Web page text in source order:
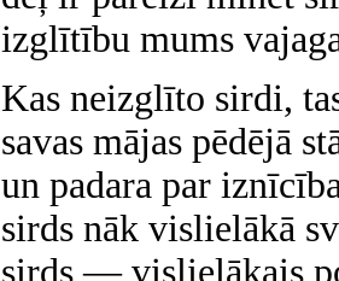
izglītību mums
Kas neizglīto sirdi,
savas mājas pēdējā
un padara par
sirds nāk vislielākā
sirds — vislielākais